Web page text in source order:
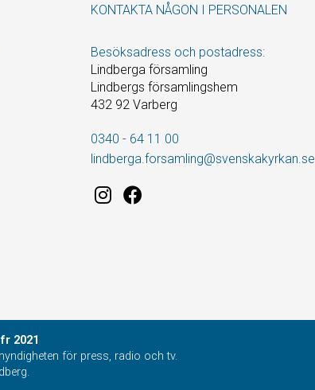
KONTAKTA NÅGON I PERSONALEN
Besöksadress och postadress:
Lindberga församling
Lindbergs församlingshem
432 92 Varberg
0340 - 64 11 00
lindberga.forsamling@svenskakyrkan.se
2021
för press, radio och tv.